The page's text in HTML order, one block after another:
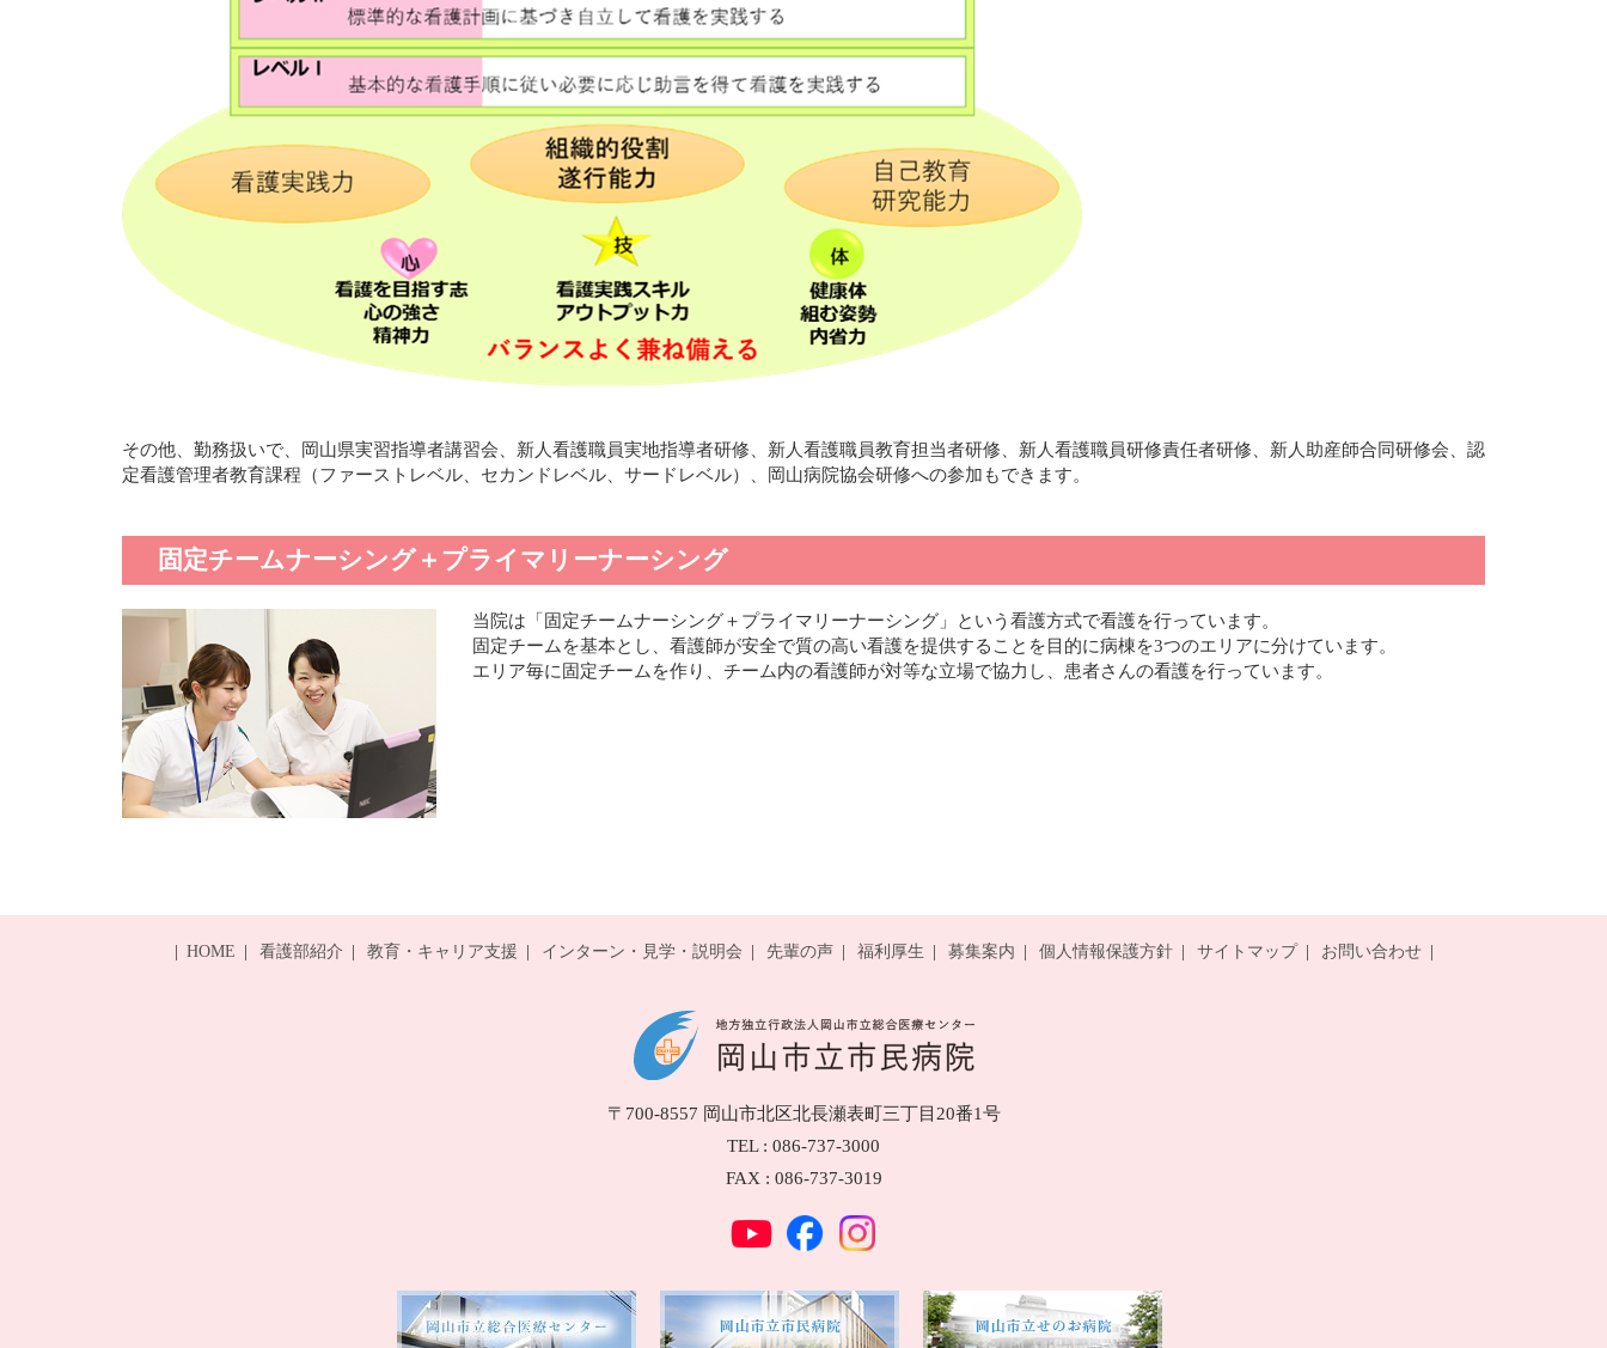
その他、勤務扱いで、岡山県実習指導者講習会、新人看護職員実地指導者研修、新人看護職員教育担当者研修、新人看護職員研修責任者研修、新人助産師合同研修会、認
定看護管理者教育課程（ファーストレベル、セカンドレベル、サードレベル）、岡山病院協会研修への参加もできます。
固定チームナーシング＋プライマリーナーシング
当院は「固定チームナーシング＋プライマリーナーシング」という看護方式で看護を行っています。
固定チームを基本とし、看護師が安全で質の高い看護を提供することを目的に病棟を3つのエリアに分けています。
エリア毎に固定チームを作り、チーム内の看護師が対等な立場で協力し、患者さんの看護を行っています。
HOME 看護部紹介 教育・キャリア支援 インターン・見学・説明会 先輩の声 福利厚生 募集案内 個人情報保護方針 サイトマップ お問い合わせ
〒700-8557 岡山市北区北長瀬表町三丁目20番1号
TEL : 086-737-3000
FAX : 086-737-3019